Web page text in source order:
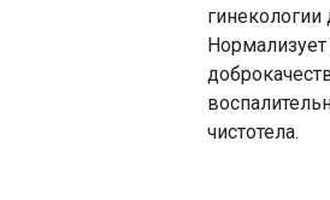
чистотела.